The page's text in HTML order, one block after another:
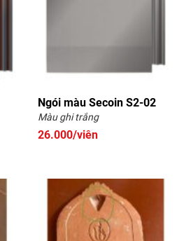
Ngói màu Secoin S2-02
Màu ghi trắng
26.000/viên